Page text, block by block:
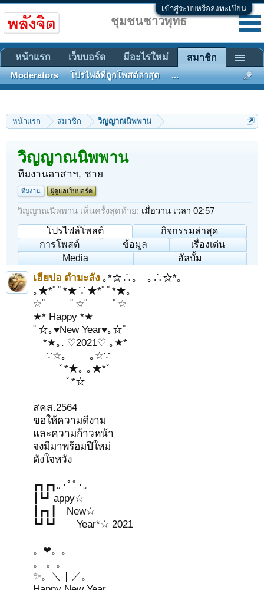
เข้าสู่ระบบหรือลงทะเบียน
หน้าแรก สมาชิก วิญญาณนิพพาน
วิญญาณนิพพาน
ทีมงานอาสาฯ, ชาย
ทีมงาน ผู้ดูแลเว็บบอร์ด
วิญญาณนิพพาน เห็นครั้งสุดท้าย: เมื่อวาน เวลา 02:57
โปรไฟล์โพสต์
กิจกรรมล่าสุด
การโพสต์
ข้อมูล
เรื่องเด่น
Media
อัลบั้ม
เฮียปอ ตำมะลัง ｡*☆∴｡ ｡∴☆*｡
｡★*ﾟﾟ*★∵★*ﾟﾟ*★｡
☆ﾟ ﾟ☆ﾟ ﾟ☆
★* Happy *★
ﾟ☆｡♥New Year♥｡☆ﾟ
*★｡. ♡2021♡ ｡★*
∵☆｡ ｡☆∵
ﾟ*★｡ ｡★*ﾟ
ﾟ*☆
สคส.2564
ขอให้ความดีงาม
และความก้าวหน้า
จงมีมาพร้อมปีใหม่
ดังใจหวัง
┏┓┏┓｡･ﾟﾟ･｡
┃┗┛ appy☆
┃┏┓┃ New☆
┗┛┗┛ Year*☆ 2021
。❤。。
。 。。
✨。＼｜／。
ชุมชนชาวพุทธ
หน้าแรก เว็บบอร์ด มีอะไรใหม่ สมาชิก
Moderators โปรไฟล์ที่ถูกโพสต์ล่าสุด ...